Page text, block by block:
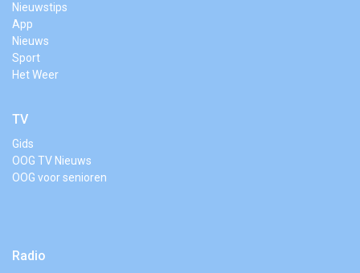
Nieuwstips
App
Nieuws
Sport
Het Weer
TV
Gids
OOG TV Nieuws
OOG voor senioren
Radio